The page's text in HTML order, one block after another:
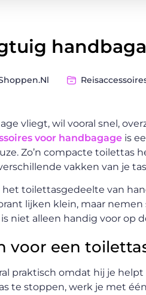
vliegt, wil vooral snel,
voor handbagage is
Zo’n compacte
vakken van je
het toilettasgedeelte van
lijken klein, maar
niet alleen handig voor op
voor een
praktisch omdat hij je
te stoppen, werk je met